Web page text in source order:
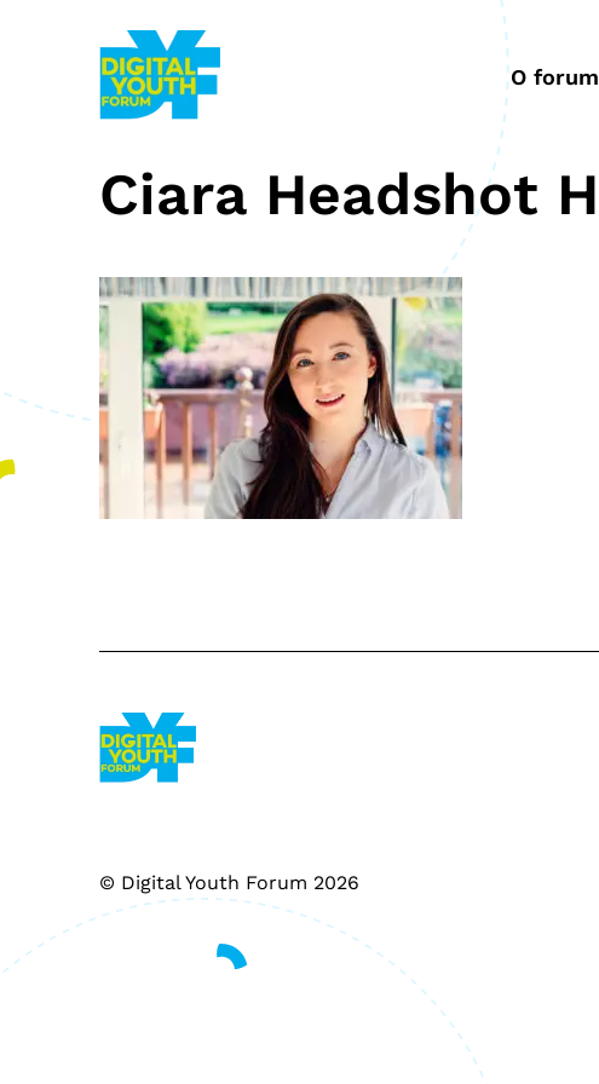
O forum
Ciara Headshot H
© Digital Youth Forum 2026